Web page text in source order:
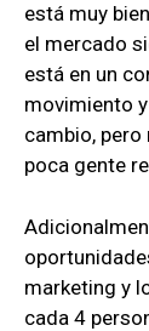
está muy
el mercado
está en un
movimiento y
cambio, pero
poca gente
marketing y
cada 4